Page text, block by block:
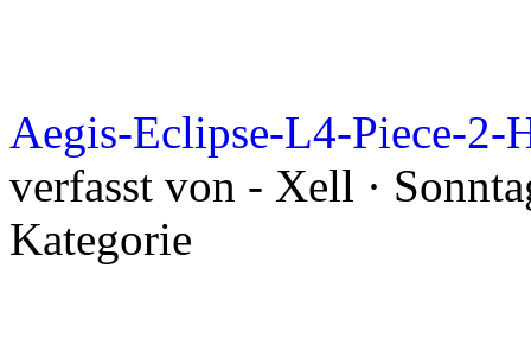
Aegis-Eclipse-L4-Piece-2-
verfasst von - Xell ·
Kategorie